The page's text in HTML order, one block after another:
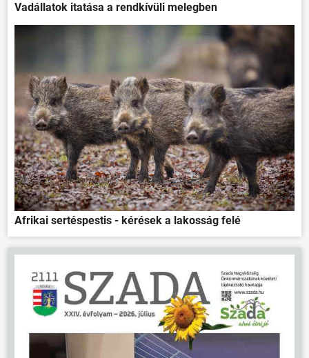
Vadállatok itatása a rendkívüli melegben
Afrikai sertéspestis - kérések a lakosság felé